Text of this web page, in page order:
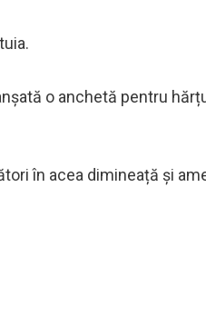
o anchetă pentru
în acea dimineață și